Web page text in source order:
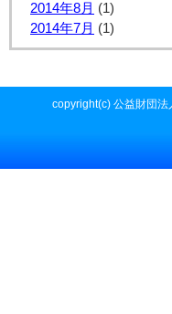
2014年8月 (1)
2014年7月 (1)
copyright(c) 公益財団法